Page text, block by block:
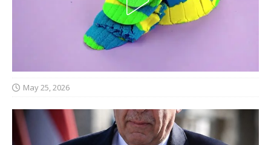
May 25, 2026